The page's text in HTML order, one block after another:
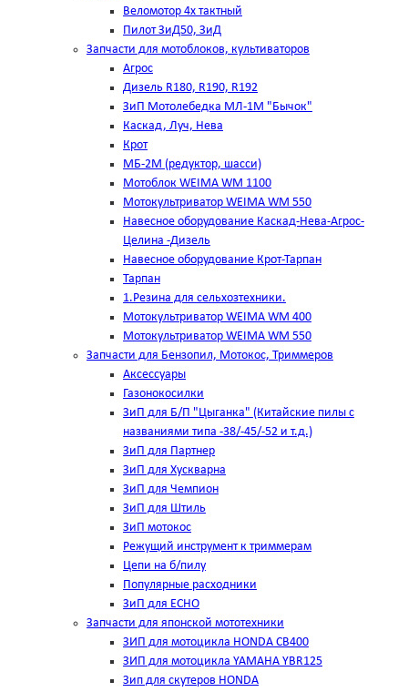
Веломотор 4х тактный
Пилот ЗиД50, ЗиД
Запчасти для мотоблоков, культиваторов
Агрос
Дизель R180, R190, R192
ЗиП Мотолебедка МЛ-1М "Бычок"
Каскад, Луч, Нева
Крот
МБ-2М (редуктор, шасси)
Мотоблок WEIMA WM 1100
Мотокультриватор WEIMA WM 550
Навесное оборудование Каскад-Нева-Агрос-
Целина -Дизель
Навесное оборудование Крот-Тарпан
Тарпан
1.Резина для сельхозтехники.
Мотокультриватор WEIMA WM 400
Мотокультриватор WEIMA WM 550
Запчасти для Бензопил, Мотокос, Триммеров
Аксессуары
Газонокосилки
ЗиП для Б/П "Цыганка" (Китайские пилы с
названиями типа -38/-45/-52 и т.д.)
ЗиП для Партнер
ЗиП для Хускварна
ЗиП для Чемпион
ЗиП для Штиль
ЗиП мотокос
Режущий инструмент к триммерам
Цепи на б/пилу
Популярные расходники
ЗиП для ЕСНО
Запчасти для японской мототехники
ЗИП для мотоцикла HONDA CB400
ЗИП для мотоцикла YAMAHA YBR125
Зип для скутеров HONDA